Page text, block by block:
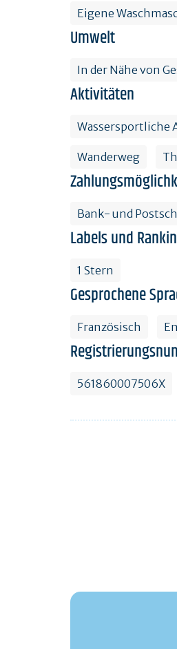
Eigene
Umwelt
In der Nähe von
Aktivitäten
Wassersportliche
Wanderweg
Bank- und
Labels und
1 Stern
Gesprochene
Französisch
561860007506X